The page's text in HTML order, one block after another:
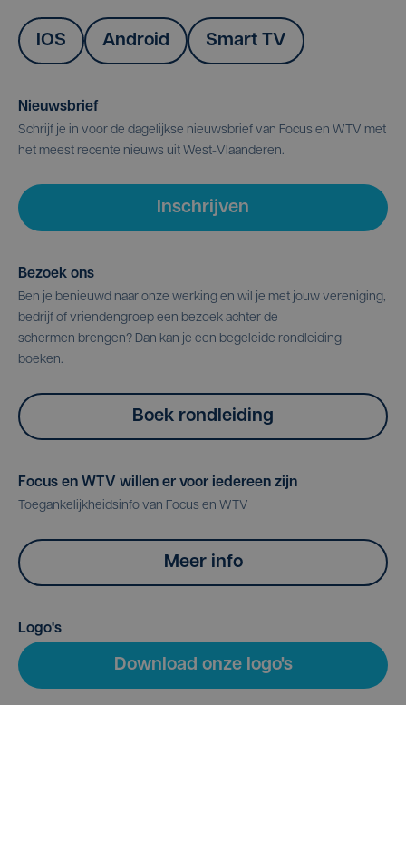
IOS Android Smart TV
Nieuwsbrief
Schrijf je in voor de dagelijkse nieuwsbrief van Focus en WTV met
het meest recente nieuws uit West-Vlaanderen.
Inschrijven
Bezoek ons
Ben je benieuwd naar onze werking en wil je met jouw vereniging,
bedrijf of vriendengroep een bezoek achter de
schermen brengen? Dan kan je een begeleide rondleiding
boeken.
Boek rondleiding
Focus en WTV willen er voor iedereen zijn
Toegankelijkheidsinfo van Focus en WTV
Meer info
Logo's
Download onze logo's